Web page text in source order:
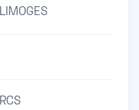
LIMOGES
RCS